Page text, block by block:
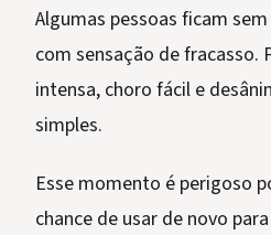
Algumas pessoas ficam
com sensação de fracasso.
intensa, choro fácil e
simples.
Esse momento é perigoso
chance de usar de novo